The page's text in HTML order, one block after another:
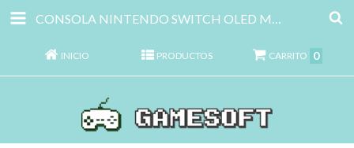
CONSOLA NINTENDO SWITCH OLED MARIO 64GB
INICIO PRODUCTOS CARRITO 0